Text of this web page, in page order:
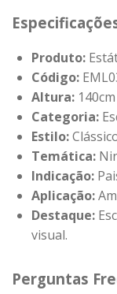
Produto:
Código:
Altura: 140cm
Categoria:
Estilo:
Temática:
Indicação:
Aplicação:
Destaque:
visual.
Perguntas